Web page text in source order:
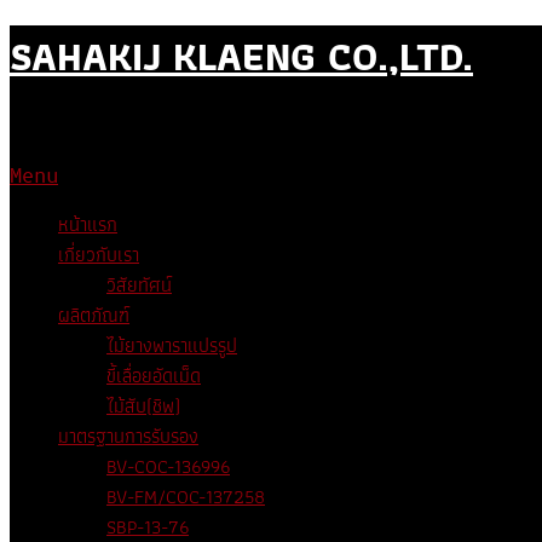
Skip
to
SAHAKIJ KLAENG CO.,LTD.
Menu
หน้าแรก
เกี่ยวกับเรา
วิสัยทัศน์
ผลิตภัณฑ์
ไม้ยางพาราแปรรูป
ขี้เลื่อยอัดเม็ด
ไม้สับ(ชิพ)
มาตรฐานการรับรอง
BV-COC-136996
BV-FM/COC-137258
SBP-13-76